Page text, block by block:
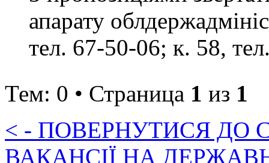
апарату
тел. 67-50-06; к. 58,
Тем: 0 • Страница 1 из 1
< - ПОВЕРНУТИСЯ ДО
ВАКАНСІЇ НА